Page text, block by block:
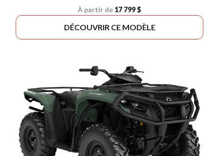
À partir de 17 799 $
DÉCOUVRIR CE MODÈLE